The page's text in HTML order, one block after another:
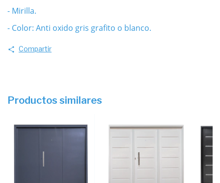
- Mirilla.
- Color: Anti oxido gris grafito o blanco.
Compartir
Productos similares